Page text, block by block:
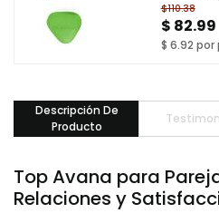
$110.38
$ 82.99
$ 6.92
Descripción De
Producto
Top Avana para
Relaciones y